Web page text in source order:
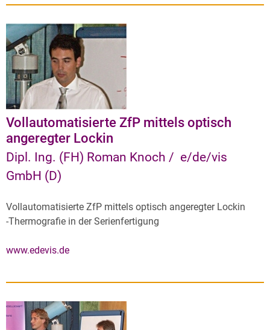
Vollautomatisierte ZfP mittels optisch
angeregter Lockin
Dipl. Ing. (FH) Roman Knoch / e/de/vis
GmbH (D)
Vollautomatisierte ZfP mittels optisch angeregter Lockin
-Thermografie in der Serienfertigung
www.edevis.de